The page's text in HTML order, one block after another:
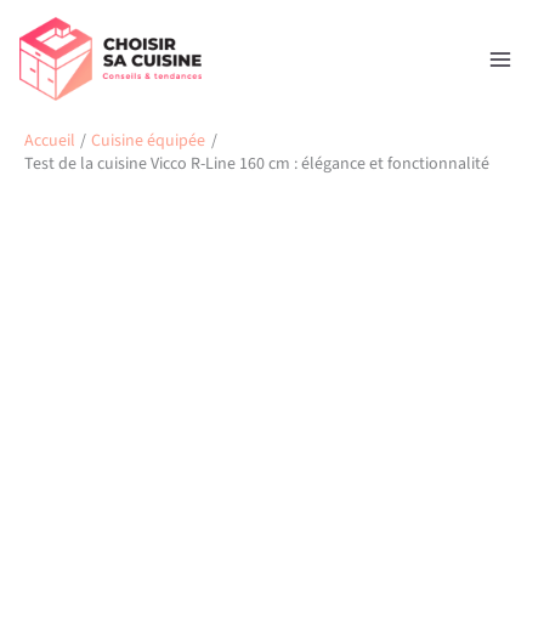
contenu
Accueil
Cuisine équipée
Test de la cuisine Vicco R-Line 160 cm : élégance et fonctionnalité
Rechercher